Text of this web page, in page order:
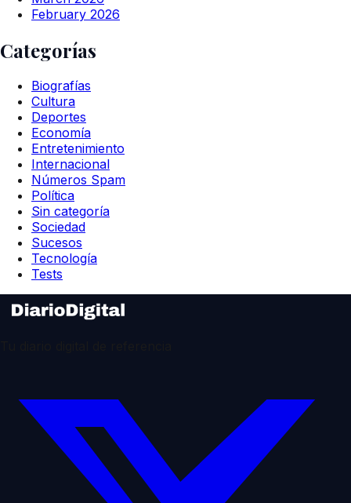
February 2026
Categorías
Biografías
Cultura
Deportes
Economía
Entretenimiento
Internacional
Números Spam
Política
Sin categoría
Sociedad
Sucesos
Tecnología
Tests